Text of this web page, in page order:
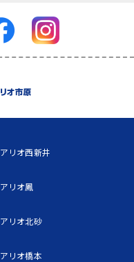
アリオ西新井
アリオ鳳
アリオ北砂
アリオ橋本